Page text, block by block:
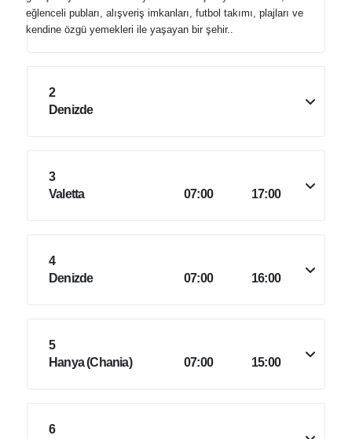
eğlenceli pubları, alışveriş imkanları, futbol takımı, plajları ve
kendine özgü yemekleri ile yaşayan bir şehir..
2
Denizde
3
Valetta
07:00 17:00
4
Denizde
07:00 16:00
5
Hanya (Chania)
07:00 15:00
6